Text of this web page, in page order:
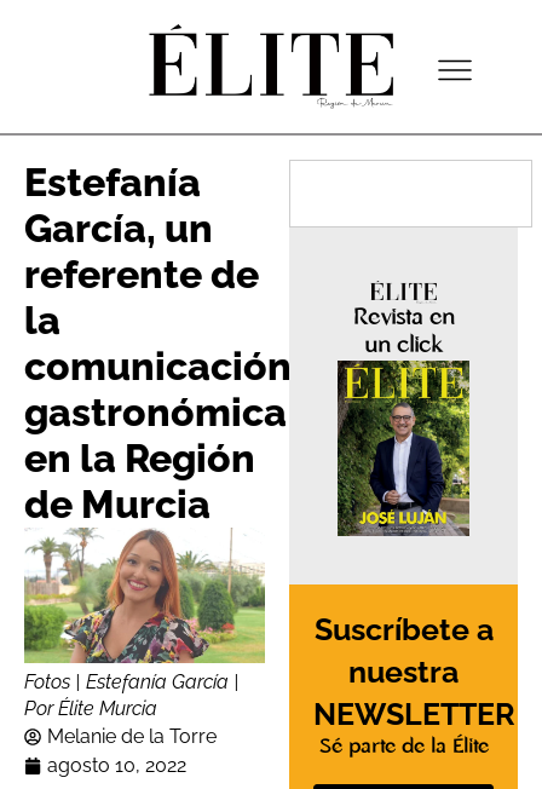
Estefanía
García, un
referente de
la
comunicación
gastronómica
en la Región
de Murcia
Fotos | Estefanía García |
Por Élite Murcia
Melanie de la Torre
agosto 10, 2022
Revista en
un click
Suscríbete a
nuestra
NEWSLETTER
Sé parte de la Élite